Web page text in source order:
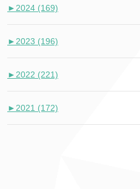
► 2024 (169)
► 2023 (196)
► 2022 (221)
► 2021 (172)